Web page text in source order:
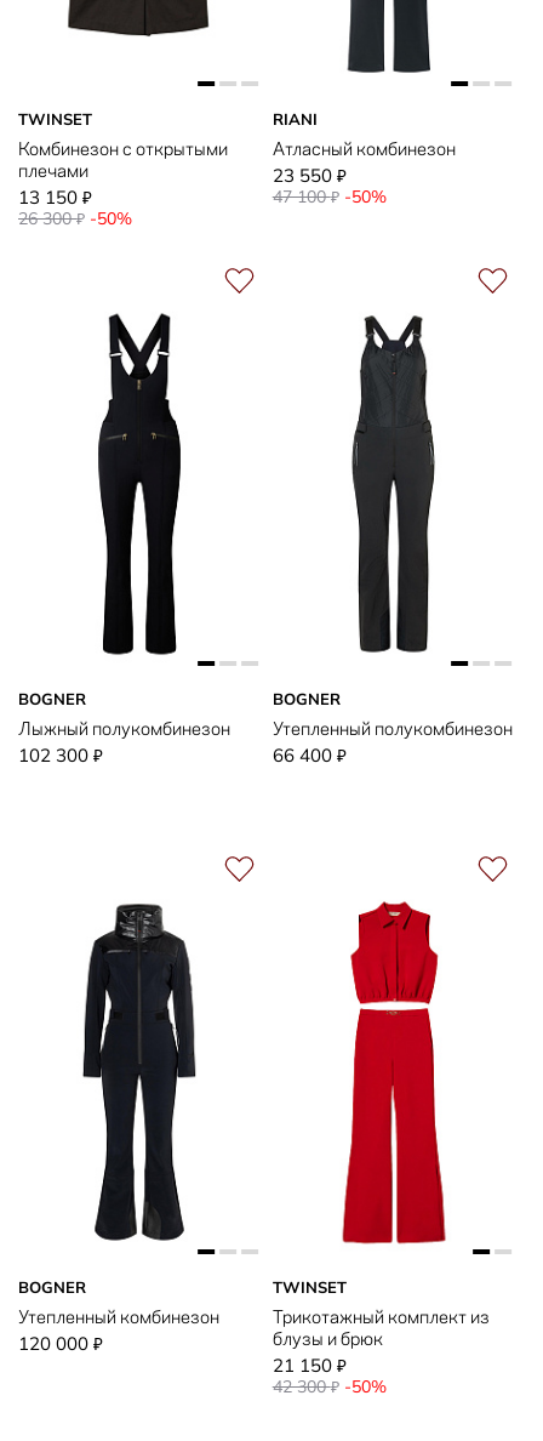
TWINSET
Комбинезон с открытыми
плечами
13 150 ₽
26 300₽ -50%
RIANI
Атласный комбинезон
23 550 ₽
47 100₽ -50%
BOGNER
Лыжный полукомбинезон
102 300 ₽
BOGNER
Утепленный полукомбинезон
66 400 ₽
BOGNER
Утепленный комбинезон
120 000 ₽
TWINSET
Трикотажный комплект из
блузы и брюк
21 150 ₽
42 300₽ -50%